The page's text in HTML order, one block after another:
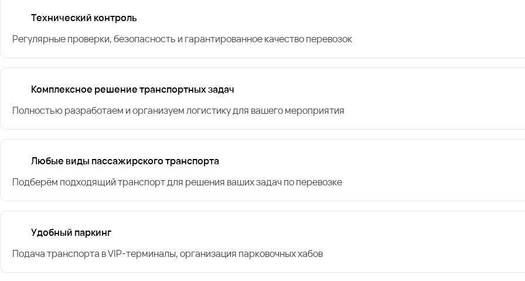
Технический контроль
Регулярные проверки, безопасность и гарантированное качество перевозок
Комплексное решение транспортных задач
Полностью разработаем и организуем логистику для вашего мероприятия
Любые виды пассажирского транспорта
Подберём подходящий транспорт для решения ваших задач по перевозке
Удобный паркинг
Подача транспорта в VIP-терминалы, организация парковочных хабов